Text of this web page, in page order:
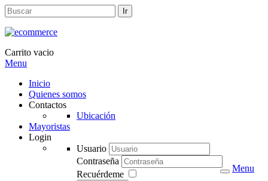
Carrito vacio
Menu
Inicio
Quienes somos
Contactos
Ubicación
Mayoristas
Login
Usuario
Contraseña
Recuérdeme
Menu